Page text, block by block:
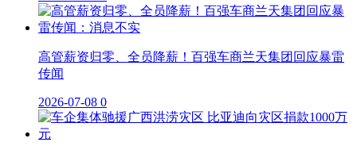
高管薪资归零、全员降薪！百强车商兰天集团回应暴雷
传闻
2026-07-08 0